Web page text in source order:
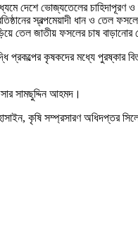
দেশে ভোজ্যতেলের চাহিদাপূরণ ও
স্বল্পমেয়াদী ধান ও তেল
তেল জাতীয় ফসলের চাষ বাড়ানোর
প্রকল্পের কৃষকদের মধ্যে পুরষ্কার
সামছুদ্দিন আহমদ।
কৃষি সম্প্রসারণ অধিদপ্তর